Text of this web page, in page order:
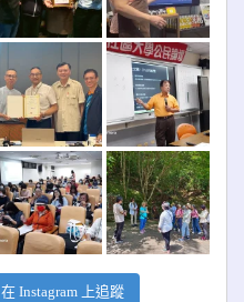
在 Instagram 上追蹤